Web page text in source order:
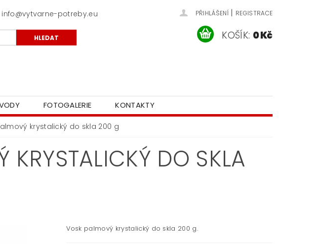
info@vytvarne-potreby.eu PŘIHLÁŠENÍ | REGISTRACE
KOŠÍK: 0 Kč
FOTOGALERIE KONTAKTY
krystalický do skla 200 g
KRYSTALICKÝ DO SKLA
Vosk palmový krystalický do skla 200 g.